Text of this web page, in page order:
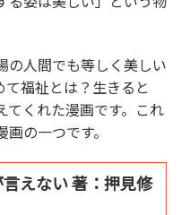
の人間でも等しく美しい
福祉とは？生きると
てくれた漫画です。これ
の一つです。
えない 著：押見修